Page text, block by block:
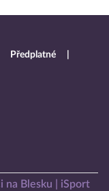
na Blesku
iSport
Předplatné